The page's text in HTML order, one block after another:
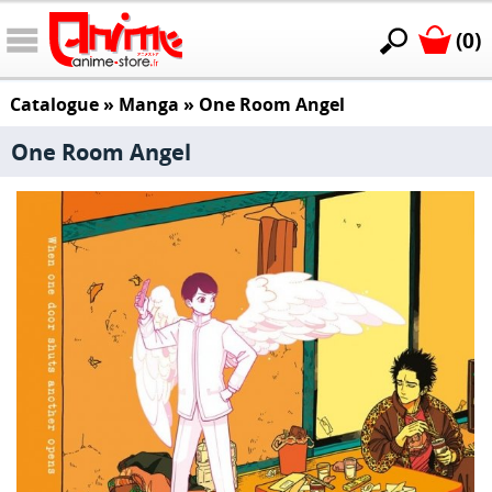
(0)
Catalogue» Manga » One Room Angel
One Room Angel